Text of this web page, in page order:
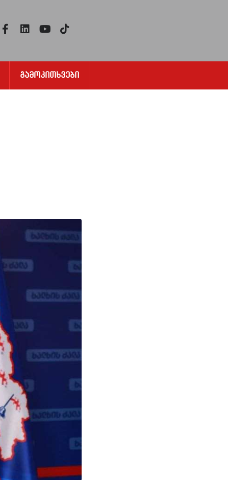
Გამოკითხვები